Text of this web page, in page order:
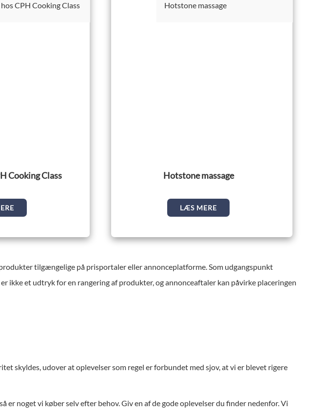
Cooking Class Hotstone massage
LÆS MERE
tilgængelige på prisportaler eller annonceplatforme. Som udgangspunkt
ikke et udtryk for en rangering af produkter, og annonceaftaler kan påvirke placeringen
skyldes, udover at oplevelser som regel er forbundet med sjov, at vi er blevet rigere
noget vi køber selv efter behov. Giv en af de gode oplevelser du finder nedenfor. Vi